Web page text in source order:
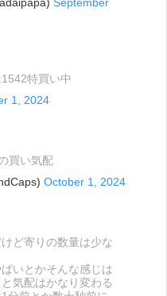
特買い中
1, 2024
い気配
October 1, 2024
ど寄りの数量は少な
いとかそんな感じは
気配はかなり変わる